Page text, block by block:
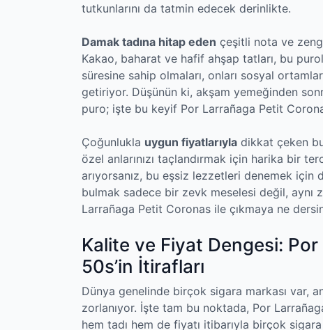
tutkunlarını da tatmin edecek derinlikte.
Damak tadına hitap eden çeşitli nota ve
Kakao, baharat ve hafif ahşap tatları, bu
süresine sahip olmaları, onları sosyal
getiriyor. Düşünün ki, akşam yemeğinden
puro; işte bu keyif Por Larrañaga Petit
Çoğunlukla uygun fiyatlarıyla dikkat çeken
özel anlarınızı taçlandırmak için harika bir
arıyorsanız, bu eşsiz lezzetleri denemek
bulmak sadece bir zevk meselesi değil,
Larrañaga Petit Coronas ile çıkmaya ne
Kalite ve Fiyat Dengesi:
50s’in İtirafları
Dünya genelinde birçok sigara markası var,
zorlanıyor. İşte tam bu noktada, Por
hem tadı hem de fiyatı itibarıyla birçok